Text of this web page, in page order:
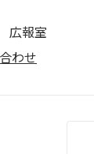
広報室
わせ